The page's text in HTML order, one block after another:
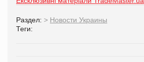
Раздел: > Новости Украины
Теги: